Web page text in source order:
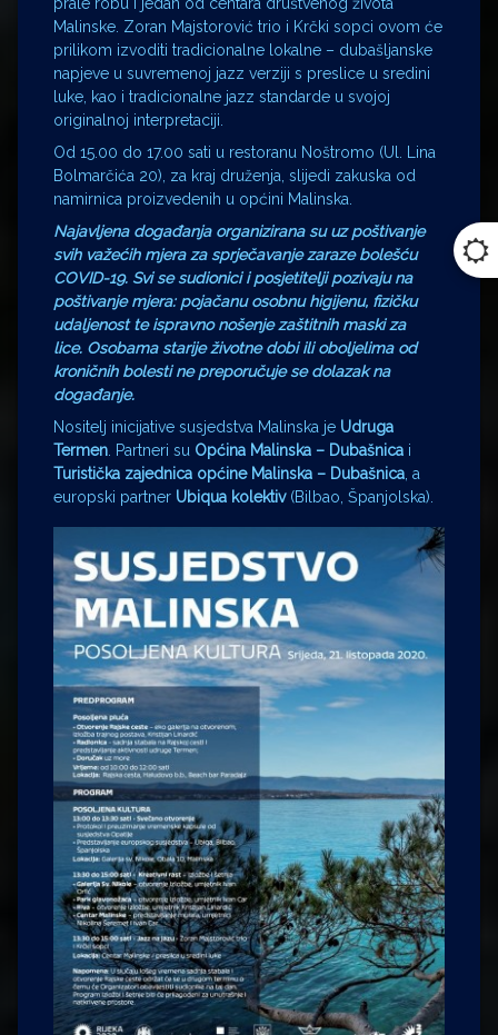
Malinske. Zoran Majstorović trio i Krčki sopci ovom će
prilikom izvoditi tradicionalne lokalne – dubašljanske
napjeve u suvremenoj jazz verziji s preslice u sredini
luke, kao i tradicionalne jazz standarde u svojoj
originalnoj interpretaciji.
Od 15.00 do 17.00 sati u restoranu Noštromo (Ul. Lina
Bolmarčića 20), za kraj druženja, slijedi zakuska od
namirnica proizvedenih u općini Malinska.
Najavljena događanja organizirana su uz poštivanje
svih važećih mjera za sprječavanje zaraze bolešću
COVID-19. Svi se sudionici i posjetitelji pozivaju na
poštivanje mjera: pojačanu osobnu higijenu, fizičku
udaljenost te ispravno nošenje zaštitnih maski za
lice. Osobama starije životne dobi ili oboljelima od
kroničnih bolesti ne preporučuje se dolazak na
događanje.
Nositelj inicijative susjedstva Malinska je Udruga
Termen . Partneri su Općina Malinska – Dubašnica i
Turistička zajednica općine Malinska – Dubašnica , a
europski partner Ubiqua kolektiv(Bilbao, Španjolska).